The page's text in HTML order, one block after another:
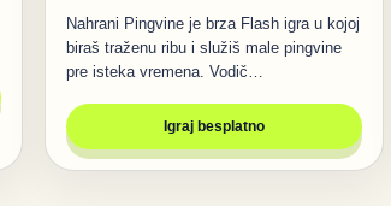
Nahrani Pingvine je brza Flash igra u kojoj
biraš traženu ribu i služiš male pingvine
pre isteka vremena. Vodič…
Igraj besplatno